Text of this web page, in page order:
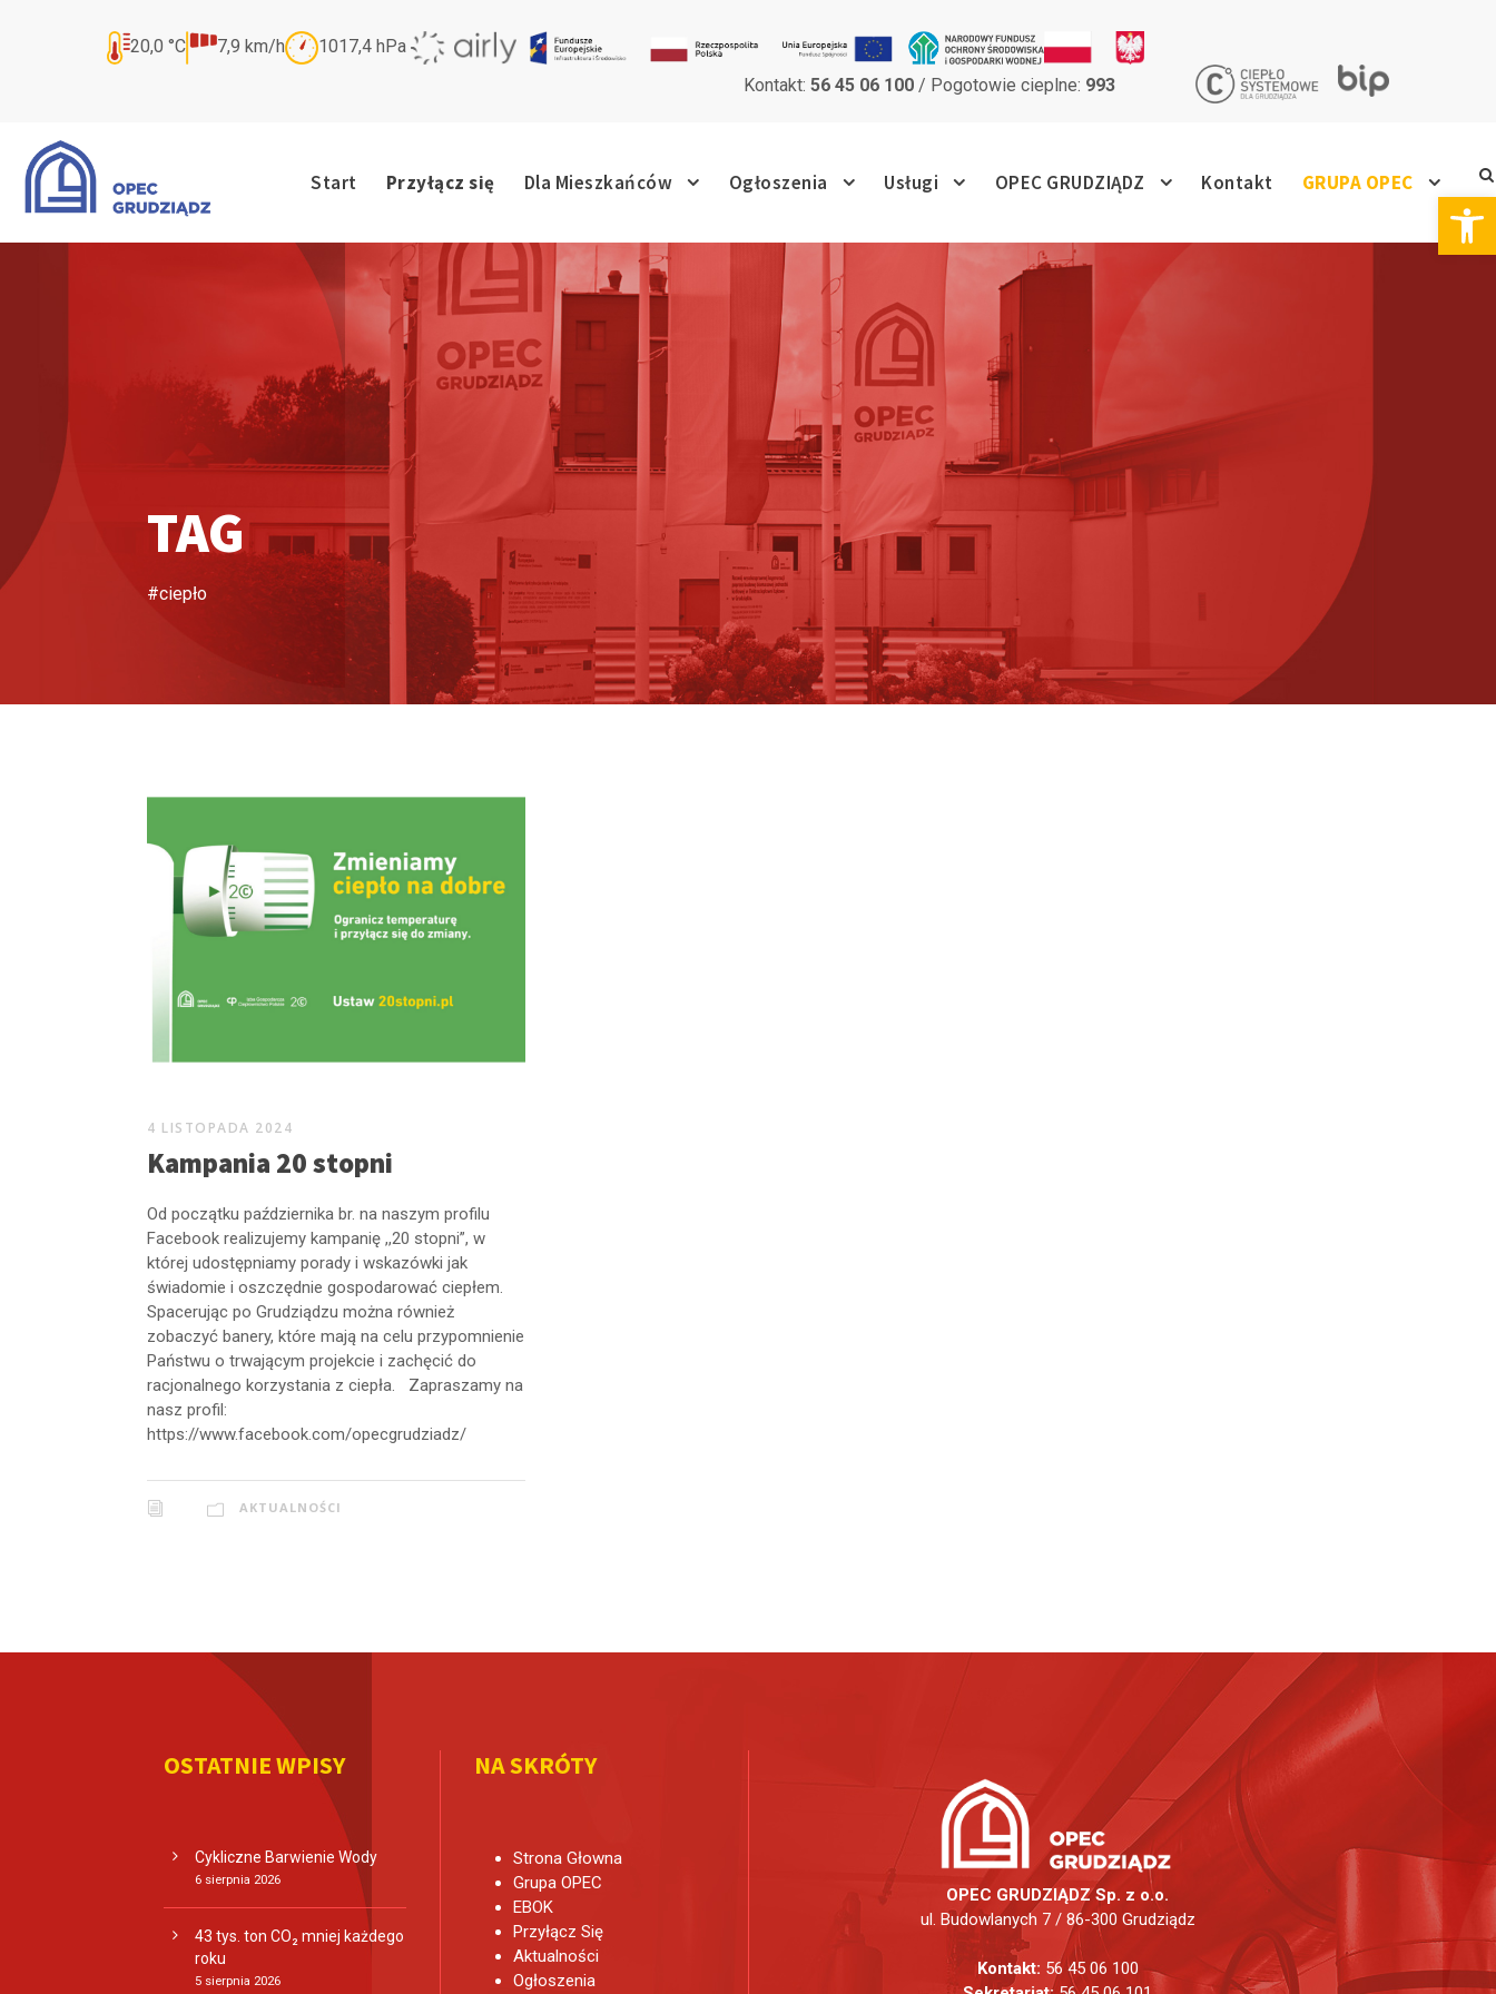
Otwórz pasek narzędzi
20,0 °C 7,9 km/h 1017,4hPa
Kontakt: 56 45 06 100 / Pogotowie cieplne: 993
Start Przyłącz się Dla Mieszkańców Ogłoszenia Usługi OPEC GRUDZIĄDZ Kontakt GRUPA OPEC
TAG
#ciepło
4 LISTOPADA 2024
Kampania 20 stopni
Od początku października br. na naszym profilu
Facebook realizujemy kampanię ,,20 stopni”, w
której udostępniamy porady i wskazówki jak
świadomie i oszczędnie gospodarować ciepłem.
Spacerując po Grudziądzu można również
zobaczyć banery, które mają na celu przypomnienie
Państwu o trwającym projekcie i zachęcić do
racjonalnego korzystania z ciepła. Zapraszamy na
nasz profil:
https://www.facebook.com/opecgrudziadz/
AKTUALNOŚCI
OSTATNIE WPISY
Cykliczne Barwienie Wody
6 sierpnia 2026
43 tys. ton CO₂ mniej każdego
roku
5 sierpnia 2026
NA SKRÓTY
Strona Głowna
Grupa OPEC
EBOK
Przyłącz Się
Aktualności
Ogłoszenia
OPEC GRUDZIĄDZ Sp. z o.o.
ul. Budowlanych 7 / 86-300 Grudziądz
Kontakt: 56 45 06 100